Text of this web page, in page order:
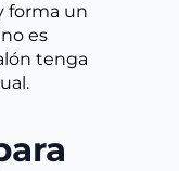
forma un
es
tenga